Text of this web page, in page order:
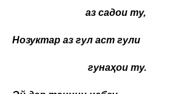
аз садои ту,
Нозуктар аз гул аст гули
гунаҳои ту.